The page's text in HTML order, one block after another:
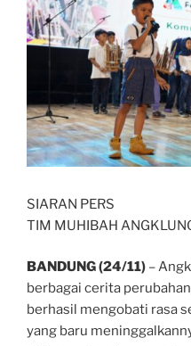
SIARAN PERS
TIM MUHIBAH
BANDUNG (24/11) –
berbagai cerita
berhasil mengobati rasa
yang baru